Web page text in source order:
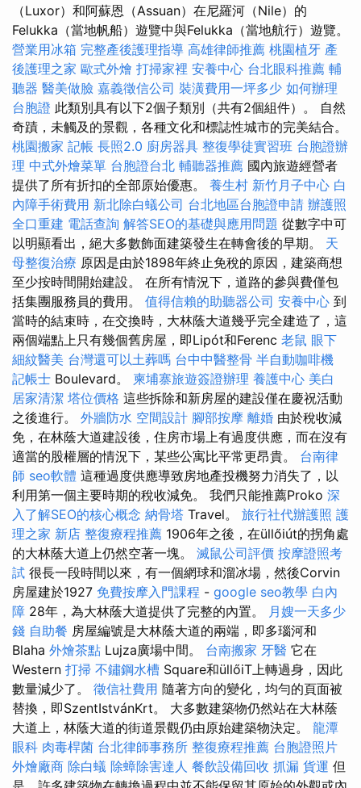
（Luxor）和阿蘇恩（Assuan）在尼羅河（Nile）的
Felukka（當地帆船）遊覽中與Felukka（當地航行）遊覽。
營業用冰箱 完整產後護理指導 高雄律師推薦 桃園植牙 產
後護理之家 歐式外燴 打掃家裡 安養中心 台北眼科推薦 輔
聽器 醫美做臉 嘉義徵信公司 裝潢費用一坪多少 如何辦理
台胞證 此類別具有以下2個子類別（共有2個組件）。 自然
奇蹟，未觸及的景觀，各種文化和標誌性城市的完美結合。
桃園搬家 記帳 長照2.0 廚房器具 整復學徒實習班 台胞證辦
理 中式外燴菜單 台胞證台北 輔聽器推薦 國內旅遊經營者
提供了所有折扣的全部原始優惠。 養生村 新竹月子中心 白
內障手術費用 新北除白蟻公司 台北地區台胞證申請 辦護照
全口重建 電話查詢 解答SEO的基礎與應用問題 從數字中可
以明顯看出，絕大多數飾面建築發生在轉會後的早期。 天
母整復治療 原因是由於1898年終止免稅的原因，建築商想
至少按時間開始建設。 在所有情況下，道路的參與費僅包
括集團服務員的費用。 值得信賴的助聽器公司 安養中心 到
當時的結束時，在交換時，大林蔭大道幾乎完全建造了，這
兩個端點上只有幾個舊房屋，即Lipót和Ferenc 老鼠 眼下
細紋醫美 台灣還可以土葬嗎 台中中醫整骨 半自動咖啡機
記帳士 Boulevard。 柬埔寨旅遊簽證辦理 養護中心 美白
居家清潔 塔位價格 這些拆除和新房屋的建設僅在慶祝活動
之後進行。 外牆防水 空間設計 腳部按摩 離婚 由於稅收減
免，在林蔭大道建設後，住房市場上有過度供應，而在沒有
適當的股權層的情況下，某些公寓比平常更昂貴。 台南律
師 seo軟體 這種過度供應導致房地產投機努力消失了，以
利用第一個主要時期的稅收減免。 我們只能推薦Proko 深
入了解SEO的核心概念 納骨塔 Travel。 旅行社代辦護照 護
理之家 新店 整復療程推薦 1906年之後，在üllőiút的拐角處
的大林蔭大道上仍然空著一塊。 滅鼠公司評價 按摩證照考
試 很長一段時間以來，有一個網球和溜冰場，然後Corvin
房屋建於1927 免費按摩入門課程 - google seo教學 白內
障 28年，為大林蔭大道提供了完整的內置。 月嫂一天多少
錢 自助餐 房屋編號是大林蔭大道的兩端，即多瑙河和
Blaha 外燴茶點 Lujza廣場中間。 台南搬家 牙醫 它在
Western 打掃 不鏽鋼水槽 Square和üllőiT上轉過身，因此
數量減少了。 徵信社費用 隨著方向的變化，均勻的頁面被
替換，即SzentIstvánKrt。 大多數建築物仍然站在大林蔭
大道上，林蔭大道的街道景觀仍由原始建築物決定。 龍潭
眼科 肉毒桿菌 台北律師事務所 整復療程推薦 台胞證照片
外燴廠商 除白蟻 除蟑除害達人 餐飲設備回收 抓漏 貨運 但